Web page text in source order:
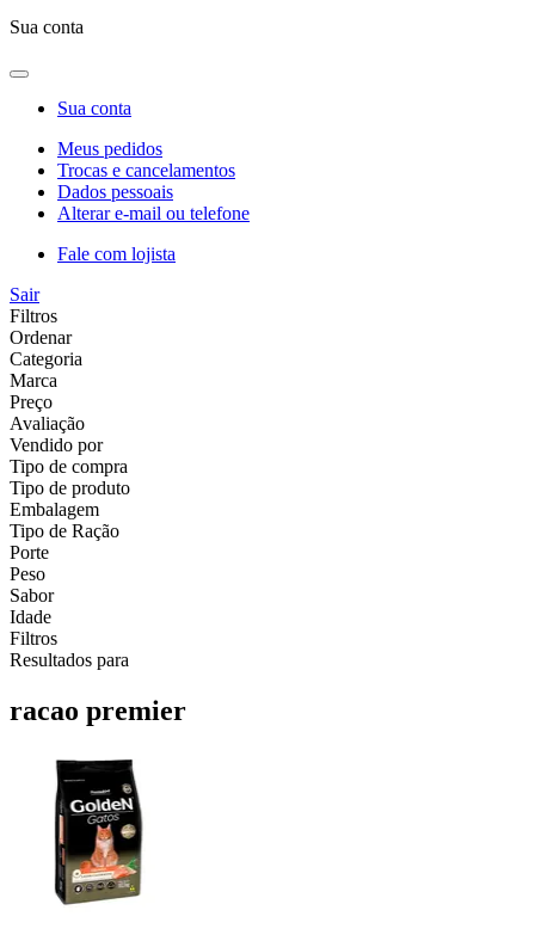
Sua conta
Sua conta
Meus pedidos
Trocas e cancelamentos
Dados pessoais
Alterar e-mail ou telefone
Fale com lojista
Sair
Filtros
Ordenar
Categoria
Marca
Preço
Avaliação
Vendido por
Tipo de compra
Tipo de produto
Embalagem
Tipo de Ração
Porte
Peso
Sabor
Idade
Filtros
Resultados para
racao premier